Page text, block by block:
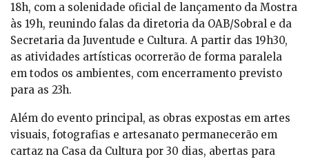
18h, com a solenidade oficial de lançamento da Mostra
às 19h, reunindo falas da diretoria da OAB/Sobral e da
Secretaria da Juventude e Cultura. A partir das 19h30,
as atividades artísticas ocorrerão de forma paralela
em todos os ambientes, com encerramento previsto
para as 23h.
Além do evento principal, as obras expostas em artes
visuais, fotografias e artesanato permanecerão em
cartaz na Casa da Cultura por 30 dias, abertas para